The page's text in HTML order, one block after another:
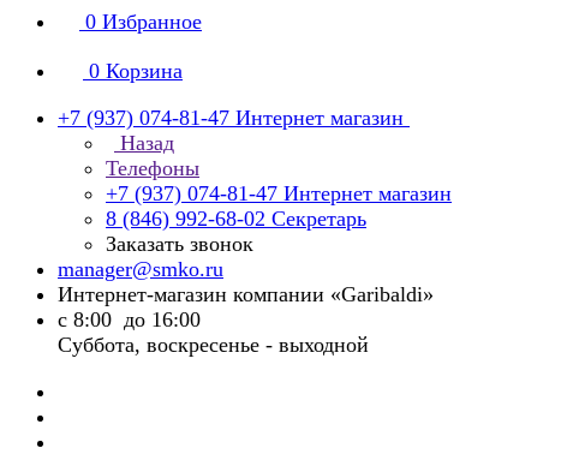
0 Избранное
0 Корзина
+7 (937) 074-81-47 Интернет магазин
Назад
Телефоны
+7 (937) 074-81-47 Интернет магазин
8 (846) 992-68-02 Секретарь
Заказать звонок
manager@smko.ru
Интернет-магазин компании «Garibaldi»
с 8:00 до 16:00
Суббота, воскресенье - выходной